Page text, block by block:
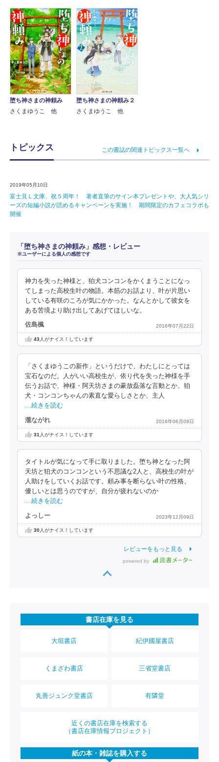
堕ち神さまの神頼み
さくまゆうこ 他
堕ち神さまの神頼み２
さくまゆうこ 他
トピックス この書誌の関連トピックス一覧へ
2019年05月10日
富士見Ｌ文庫、祝５周年！ 著者直筆のサイン本プレゼントや、大人気シリ
ーズの短編小説が読めるキャンペーンを実施！ 期間限定のカフェコラボも
開催
「堕ち神さまの神頼み」感想・レビュー
※ユーザーによる個人の感想です
神力を失った神様と、狛犬コンコンをかくまうことになっ
てしまった高校生叶の物語。本筋のお話より、叶が片思い
している有咲のころが気にかかった。なんとかして彼女を
ある苦境より助け出してあげてほしいな。
佐島楓 2016年07月22日
43人がナイス！しています
「さくまゆうこの新作」というだけで、わたしにとっては
宝石なのだ。人がいい高校生が、依り代を失った神様を手
伝うお話で、神様・阿天坊さまの豪放磊落な言動とか、狛
犬・コンコンちゃんの素直な愛らしさとか、主人
…続きを読む
瀧ながれ 2016年06月09日
31 人がナイス！しています
タイトルが気になって手に取りました。堕ち神となった阿
天坊と狛犬のコンコンという不思議な2人と、高校生の叶が
人助けをしていくお話です。頼み事を断らない叶の性格、
優しいとは思うのですが、自分が疲れないのか
…続きを読む
よっしー 2023年12月09日
30人がナイス！しています
レビューをもっと見る
powered by
書店在庫を見る
大垣書店 紀伊國屋書店
くまざわ書店 三省堂書店
丸善ジュンク堂書店 有隣堂
近くの書店在庫を検索する
（書店在庫情報プロジェクト）
紙の本・雑誌を購入する